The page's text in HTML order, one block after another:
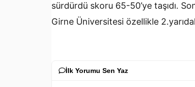
sürdürdü skoru 65-50’ye taşıdı.
Girne Üniversitesi özellikle
İlk Yorumu Sen Yaz